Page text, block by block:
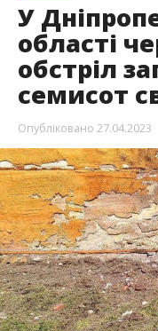
У
області
обстріл
семисот
Опубліковано 27.04.2023